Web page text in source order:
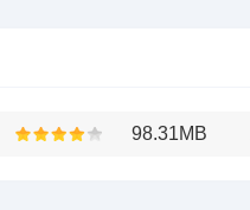
98.31MB